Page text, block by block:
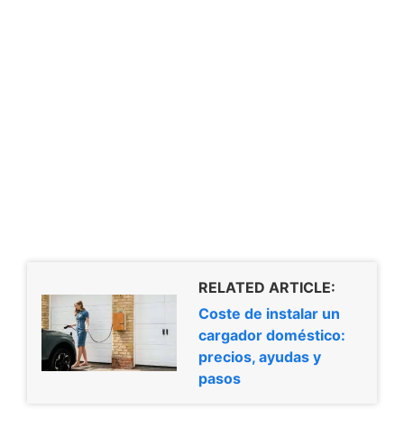
RELATED ARTICLE:
Coste de instalar un
cargador doméstico:
precios, ayudas y
pasos